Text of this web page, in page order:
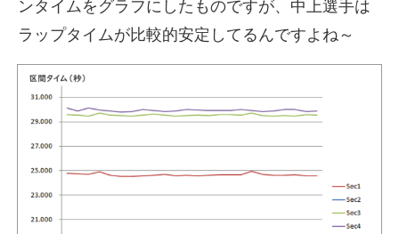
ンタイムをグラフにしたものですが、中上選手は
ラップタイムが比較的安定してるんですよね～